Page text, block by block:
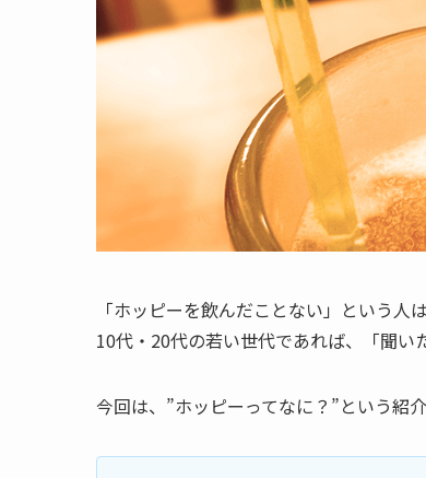
「ホッピーを飲んだことない」 という人
10代・20代の若い世代であれば、「聞い
今回は、 ”ホッピーってなに？”という紹